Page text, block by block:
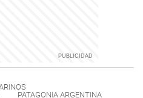
PATAGONIA ARGENTINA